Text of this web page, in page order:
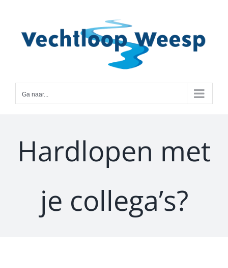
inhoud
Ga naar...
Hardlopen met
je collega’s?